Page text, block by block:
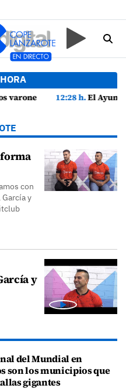
El Ayuntamiento de Tías ingresa las
con
y
y
del Mundial en
son los municipios que
gigantes